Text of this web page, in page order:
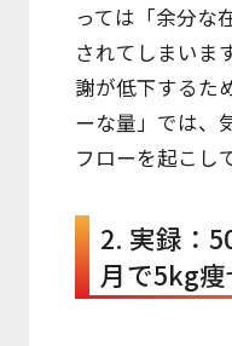
っては「余分な
されてしまいま
謝が低下するた
ーな量」では、
フローを起こし
2. 実録：
月で5kg